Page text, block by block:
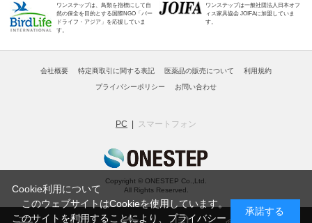
ワンステップは、鳥類を指標にして自
然の保全を目的とする国際NGO「バー
ドライフ・アジア」を応援していま
す。
ワンステップは一般社団法人日本オフ
ィス家具協会 JOIFAに加盟していま
す。
会社概要 特定商取引に関する表記 医薬品の販売について 利用規約
プライバシーポリシー お問い合わせ
PC スマートフォン
Copyright © ONESTEP Co.,Ltd.
All Rights Reserved.
Cookie利用について
このウェブサイトはCookieを使用しています。
このサイトを利用することにより、 プライバシー
承諾する